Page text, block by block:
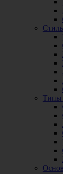
Типы